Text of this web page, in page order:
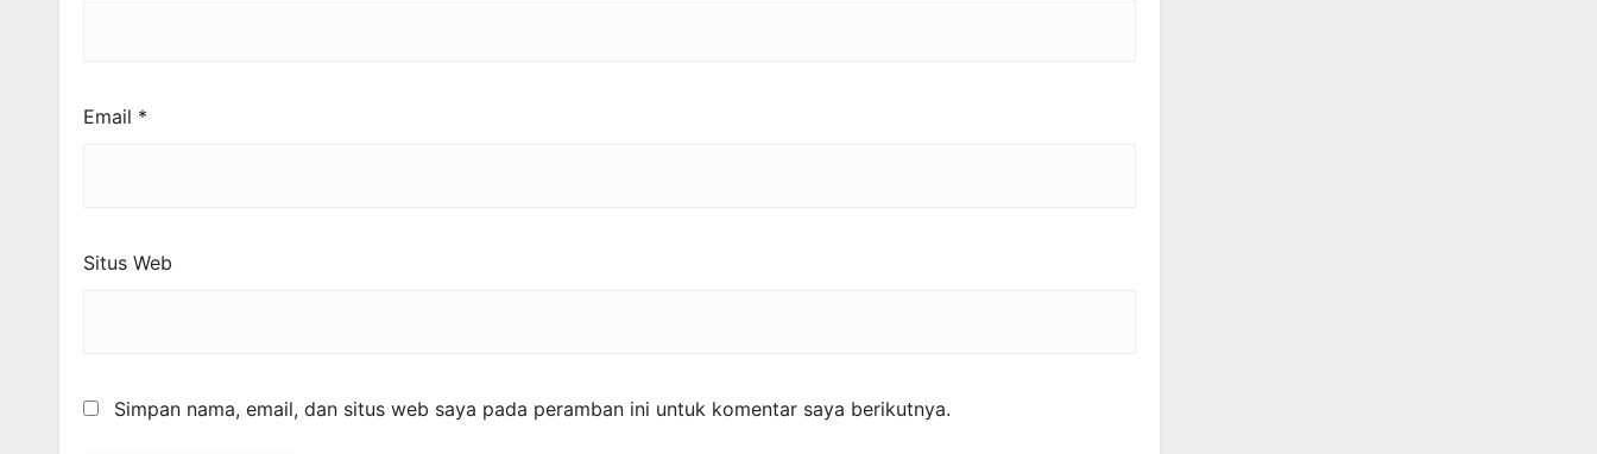
Email *
Situs Web
Simpan nama, email, dan situs web saya pada peramban ini untuk komentar saya berikutnya.